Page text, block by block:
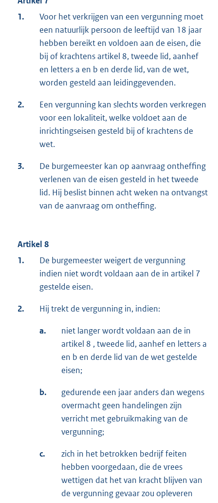
1.
Voor het verkrijgen van een vergunning moet
een natuurlijk persoon de leeftijd van 18 jaar
hebben bereikt en voldoen aan de eisen, die
bij of krachtens artikel 8, tweede lid, aanhef
en letters a en b en derde lid, van de wet,
worden gesteld aan leidinggevenden.
2.
Een vergunning kan slechts worden verkregen
voor een lokaliteit, welke voldoet aan de
inrichtingseisen gesteld bij of krachtens de
wet.
3.
De burgemeester kan op aanvraag ontheffing
verlenen van de eisen gesteld in het tweede
lid. Hij beslist binnen acht weken na ontvangst
van de aanvraag om ontheffing.
Artikel 8
1.
De burgemeester weigert de vergunning
indien niet wordt voldaan aan de in artikel 7
gestelde eisen.
2. Hij trekt de vergunning in, indien:
a.
niet langer wordt voldaan aan de in
artikel 8 , tweede lid, aanhef en letters a
en b en derde lid van de wet gestelde
eisen;
b.
gedurende een jaar anders dan wegens
overmacht geen handelingen zijn
verricht met gebruikmaking van de
vergunning;
c.
zich in het betrokken bedrijf feiten
hebben voorgedaan, die de vrees
wettigen dat het van kracht blijven van
de vergunning gevaar zou opleveren